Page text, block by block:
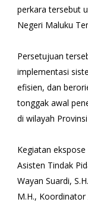
perkara tersebut
Negeri Maluku
Persetujuan
implementasi
efisien, dan
tonggak awal
di wilayah
Kegiatan
Asisten Tindak
Wayan Suardi,
M.H., Koordinator